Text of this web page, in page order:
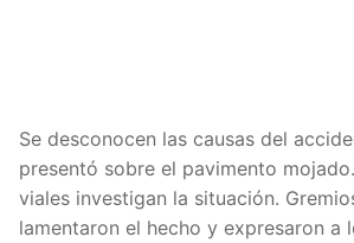
Se desconocen las causas del
presentó sobre el pavimento
viales investigan la situación.
lamentaron el hecho y expresaron a